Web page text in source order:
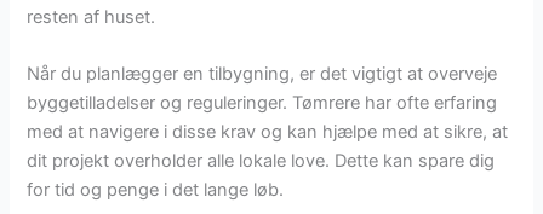
resten af huset.
Når du planlægger en tilbygning, er det vigtigt at overveje
byggetilladelser og reguleringer. Tømrere har ofte erfaring
med at navigere i disse krav og kan hjælpe med at sikre, at
dit projekt overholder alle lokale love. Dette kan spare dig
for tid og penge i det lange løb.